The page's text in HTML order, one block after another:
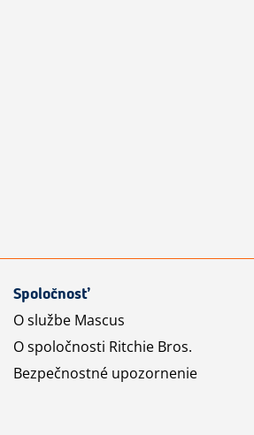
Spoločnosť
O službe Mascus
O spoločnosti Ritchie Bros.
Bezpečnostné upozornenie